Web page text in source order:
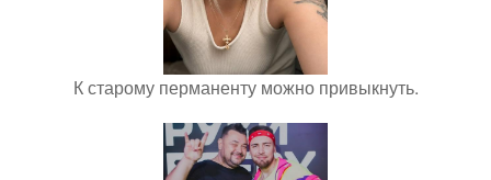
К старому перманенту можно привыкнуть.